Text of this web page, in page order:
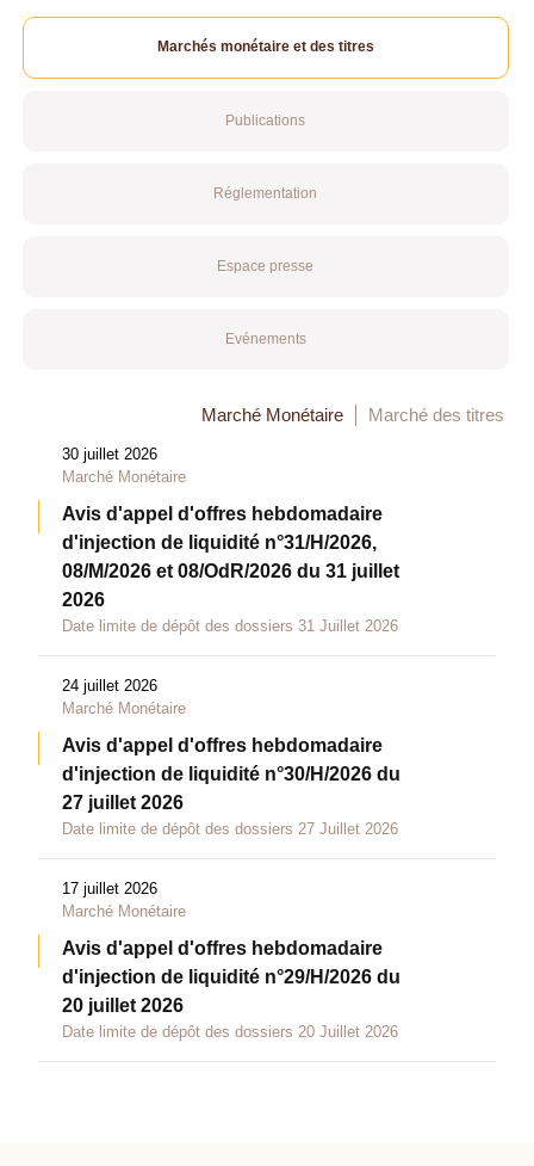
Marchés monétaire et des titres
Publications
Réglementation
Espace presse
Evénements
Marché Monétaire Marché des titres
30 juillet 2026
Marché Monétaire
Avis d'appel d'offres hebdomadaire
d'injection de liquidité n°31/H/2026,
08/M/2026 et 08/OdR/2026 du 31 juillet
2026
Date limite de dépôt des dossiers 31 Juillet 2026
24 juillet 2026
Marché Monétaire
Avis d'appel d'offres hebdomadaire
d'injection de liquidité n°30/H/2026 du
27 juillet 2026
Date limite de dépôt des dossiers 27 Juillet 2026
17 juillet 2026
Marché Monétaire
Avis d'appel d'offres hebdomadaire
d'injection de liquidité n°29/H/2026 du
20 juillet 2026
Date limite de dépôt des dossiers 20 Juillet 2026